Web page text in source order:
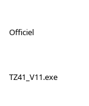
Officiel
TZ41_V11.exe